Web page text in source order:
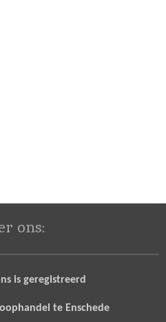
ons:
is geregistreerd
te Enschede